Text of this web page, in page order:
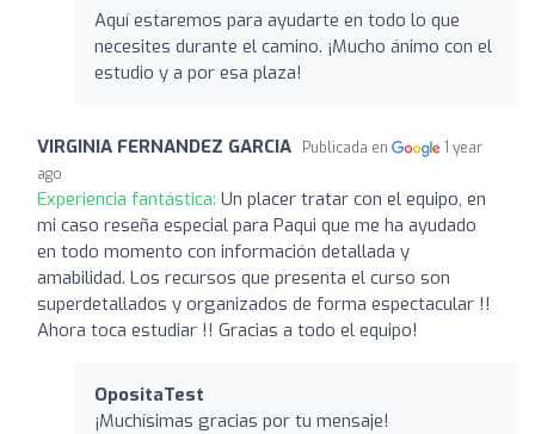
Aquí estaremos para ayudarte en todo lo que
necesites durante el camino. ¡Mucho ánimo con el
estudio y a por esa plaza!
VIRGINIA FERNANDEZ GARCIA Publicada en
1 year
ago
Experiencia fantástica: Un placer tratar con el equipo, en
mi caso reseña especial para Paqui que me ha ayudado
en todo momento con información detallada y
amabilidad. Los recursos que presenta el curso son
superdetallados y organizados de forma espectacular !!
Ahora toca estudiar !! Gracias a todo el equipo!
OpositaTest
¡Muchísimas gracias por tu mensaje!